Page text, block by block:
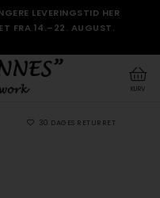
LEVERINGSTID HER
FRA 14.–22. AUGUST.
KURV
30 DAGES RETURRET